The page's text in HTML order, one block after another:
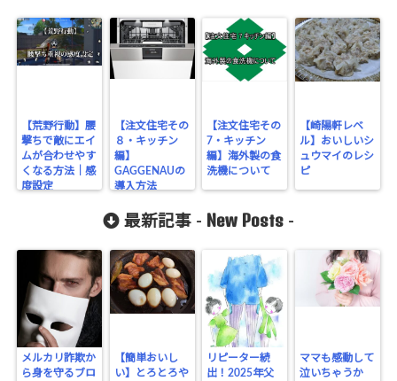
【荒野行動】腰
撃ちで敵にエイ
ムが合わせやす
くなる方法｜感
度設定
【注文住宅その
８・キッチン
編】
GAGGENAUの
導入方法
【注文住宅その
7・キッチン
編】海外製の食
洗機について
【崎陽軒レベ
ル】おいしいシ
ュウマイのレシ
ピ
最新記事 - New Posts -
メルカリ詐欺か
ら身を守るブロ
【簡単おいし
い】とろとろや
リピーター続
出！2025年父
ママも感動して
泣いちゃうか